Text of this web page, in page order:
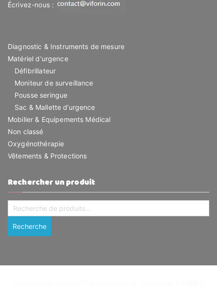
Écrivez-nous :
Diagnostic & Instruments de mesure
Matériel d'urgence
Défibrillateur
Moniteur de surveillance
Pousse seringue
Sac & Mallette d’urgence
Mobilier & Equipements Médical
Non classé
Oxygénothérapie
Vêtements & Protections
Rechercher un produit
Recherche
pour :
Recherche